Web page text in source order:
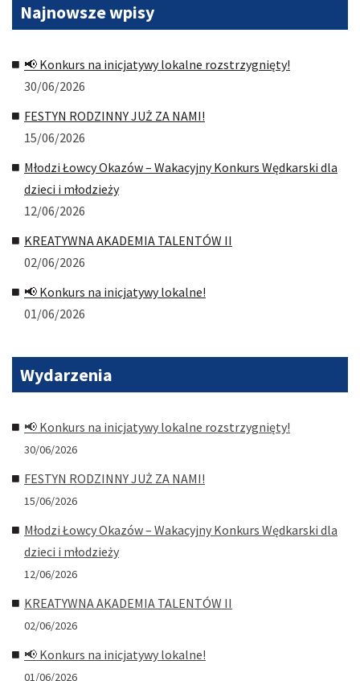
Najnowszewpisy
📢 Konkurs na inicjatywy lokalne rozstrzygnięty!
30/06/2026
FESTYN RODZINNY JUŻ ZA NAMI!
15/06/2026
Młodzi Łowcy Okazów – Wakacyjny Konkurs Wędkarski dla
dzieci i młodzieży
12/06/2026
KREATYWNA AKADEMIA TALENTÓW II
02/06/2026
📢 Konkurs na inicjatywy lokalne!
01/06/2026
Wydarzenia
📢 Konkurs na inicjatywy lokalne rozstrzygnięty!
30/06/2026
FESTYN RODZINNY JUŻ ZA NAMI!
15/06/2026
Młodzi Łowcy Okazów – Wakacyjny Konkurs Wędkarski dla
dzieci i młodzieży
12/06/2026
KREATYWNA AKADEMIA TALENTÓW II
02/06/2026
📢 Konkurs na inicjatywy lokalne!
01/06/2026